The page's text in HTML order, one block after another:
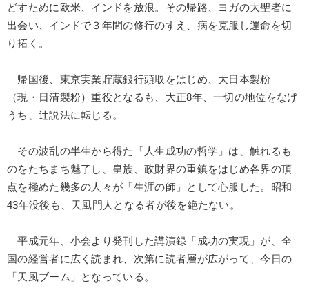
どすために欧米、インドを放浪。その帰路、ヨガの大聖者に
出会い、インドで３年間の修行のすえ、病を克服し運命を切
り拓く。
帰国後、東京実業貯蔵銀行頭取をはじめ、大日本製粉
（現・日清製粉）重役となるも、大正8年、一切の地位をなげ
うち、辻説法に転じる。
その波乱の半生から得た「人生成功の哲学」は、触れるも
のをたちまち魅了し、皇族、政財界の重鎮をはじめ各界の頂
点を極めた幾多の人々が「生涯の師」として心服した。昭和
43年没後も、天風門人となる者が後を絶たない。
平成元年、小会より発刊した講演録「成功の実現」が、全
国の経営者に広く読まれ、次第に読者層が広がって、今日の
「天風ブーム」となっている。